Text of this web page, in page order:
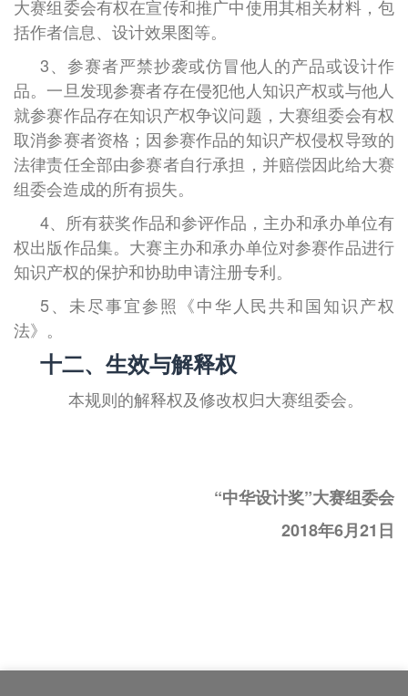
大赛组委会有权在宣传和推广中使用其相关材料，包
括作者信息、设计效果图等。
3、参赛者严禁抄袭或仿冒他人的产品或设计作
品。一旦发现参赛者存在侵犯他人知识产权或与他人
就参赛作品存在知识产权争议问题，大赛组委会有权
取消参赛者资格；因参赛作品的知识产权侵权导致的
法律责任全部由参赛者自行承担，并赔偿因此给大赛
组委会造成的所有损失。
4、所有获奖作品和参评作品，主办和承办单位有
权出版作品集。大赛主办和承办单位对参赛作品进行
知识产权的保护和协助申请注册专利。
5、未尽事宜参照《中华人民共和国知识产权
法》。
十二、生效与解释权
本规则的解释权及修改权归大赛组委会。
“中华设计奖”大赛组委会
2018年6月21 日